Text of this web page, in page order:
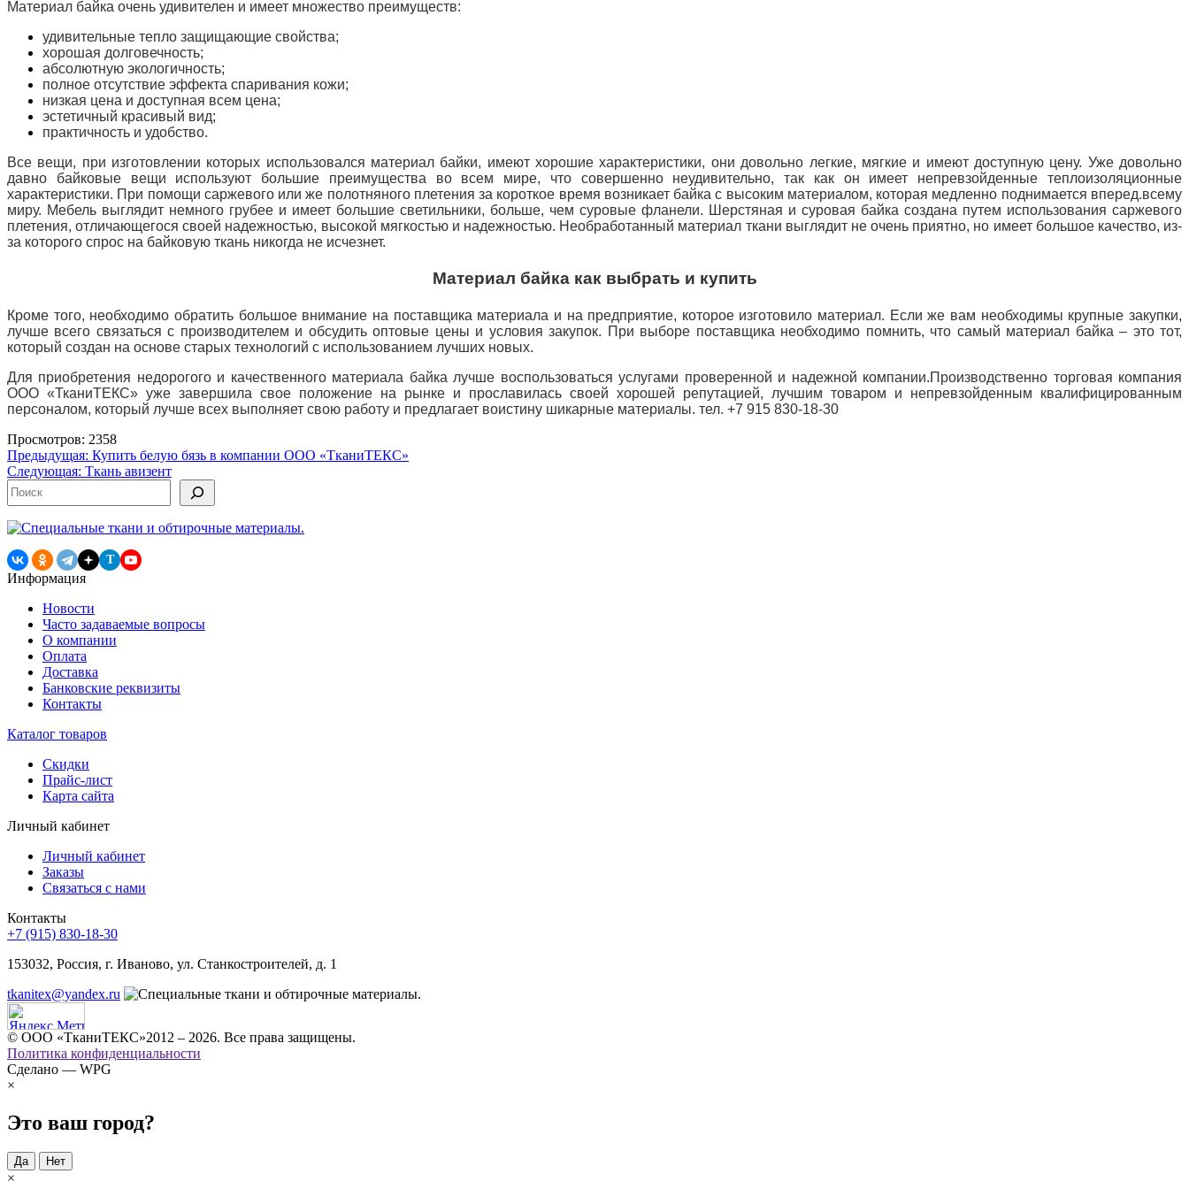
Материал байка очень удивителен и имеет множество преимуществ:
удивительные тепло защищающие свойства;
хорошая долговечность;
абсолютную экологичность;
полное отсутствие эффекта спаривания кожи;
низкая цена и доступная всем цена;
эстетичный красивый вид;
практичность и удобство.
Все вещи, при изготовлении которых использовался материал байки, имеют хорошие характеристики, они довольно легкие, мягкие и имеют доступную цену. Уже довольно
давно байковые вещи используют большие преимущества во всем мире, что совершенно неудивительно, так как он имеет непревзойденные теплоизоляционные
характеристики. При помощи саржевого или же полотняного плетения за короткое время возникает байка с высоким материалом, которая медленно поднимается вперед.всему
миру. Мебель выглядит немного грубее и имеет большие светильники, больше, чем суровые фланели. Шерстяная и суровая байка создана путем использования саржевого
плетения, отличающегося своей надежностью, высокой мягкостью и надежностью. Необработанный материал ткани выглядит не очень приятно, но имеет большое качество, из-
за которого спрос на байковую ткань никогда не исчезнет.
Материал байка как выбрать и купить
Кроме того, необходимо обратить большое внимание на поставщика материала и на предприятие, которое изготовило материал. Если же вам необходимы крупные закупки,
лучше всего связаться с производителем и обсудить оптовые цены и условия закупок. При выборе поставщика необходимо помнить, что самый материал байка – это тот,
который создан на основе старых технологий с использованием лучших новых.
Для приобретения недорогого и качественного материала байка лучше воспользоваться услугами проверенной и надежной компании.Производственно торговая компания
ООО «ТканиТЕКС» уже завершила свое положение на рынке и прославилась своей хорошей репутацией, лучшим товаром и непревзойденным квалифицированным
персоналом, который лучше всех выполняет свою работу и предлагает воистину шикарные материалы. тел. +7 915 830-18-30
Просмотров: 2358
Навигация
по
записям
Предыдущая: Купить белую бязь в компании ООО «ТканиТЕКС»
Следующая: Ткань авизент
Поиск
T
Информация
Новости
Часто задаваемые вопросы
О компании
Оплата
Доставка
Банковские реквизиты
Контакты
Каталог товаров
Скидки
Прайс-лист
Карта сайта
Личный кабинет
Личный кабинет
Заказы
Связаться с нами
Контакты
+7 (915) 830-18-30
153032, Россия, г. Иваново, ул. Станкостроителей, д. 1
tkanitex@yandex.ru
© ООО «ТканиТЕКС»2012 – 2026. Все права защищены.
Политика конфиденциальности
Сделано — WPG
×
Это ваш город?
Да Нет
×